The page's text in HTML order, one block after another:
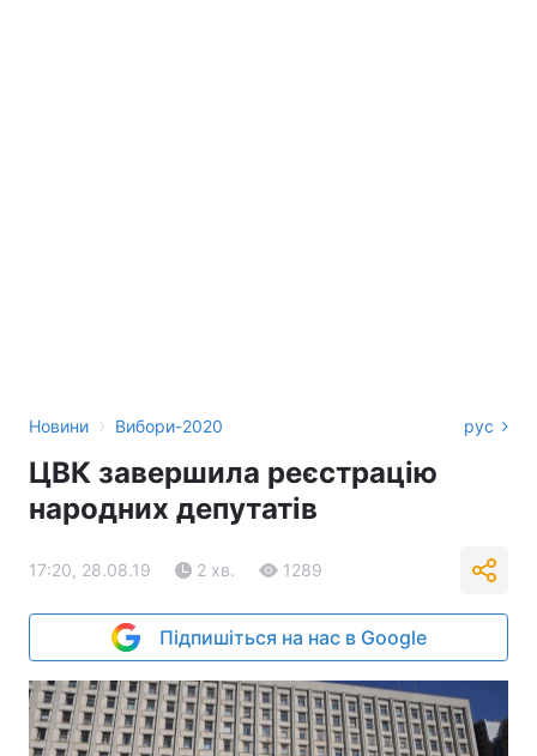
Новини › Вибори-2020 рус
ЦВК завершила реєстрацію
народних депутатів
17:20, 28.08.19 2 хв. 1289
Підпишіться на нас в Google